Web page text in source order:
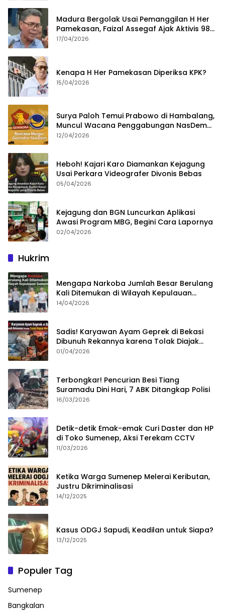
Madura Bergolak Usai Pemanggilan H Her
Pamekasan, Faizal Assegaf Ajak Aktivis 98
Bongkar Permainan KPK
17/04/2026
Kenapa H Her Pamekasan Diperiksa KPK?
15/04/2026
Surya Paloh Temui Prabowo di Hambalang,
Muncul Wacana Penggabungan NasDem
dan Gerindra
12/04/2026
Heboh! Kajari Karo Diamankan Kejagung
Usai Perkara Videografer Divonis Bebas
05/04/2026
Kejagung dan BGN Luncurkan Aplikasi
Awasi Program MBG, Begini Cara Lapornya
02/04/2026
Hukrim
Mengapa Narkoba Jumlah Besar Berulang
Kali Ditemukan di Wilayah Kepulauan
Sumenep?
14/04/2026
Sadis! Karyawan Ayam Geprek di Bekasi
Dibunuh Rekannya karena Tolak Diajak
Merampok Majikan
01/04/2026
Terbongkar! Pencurian Besi Tiang
Suramadu Dini Hari, 7 ABK Ditangkap Polisi
16/03/2026
Detik-detik Emak-emak Curi Daster dan HP
di Toko Sumenep, Aksi Terekam CCTV
11/03/2026
Ketika Warga Sumenep Melerai Keributan,
Justru Dikriminalisasi
14/12/2025
Kasus ODGJ Sapudi, Keadilan untuk Siapa?
13/12/2025
Populer Tag
Sumenep
Bangkalan